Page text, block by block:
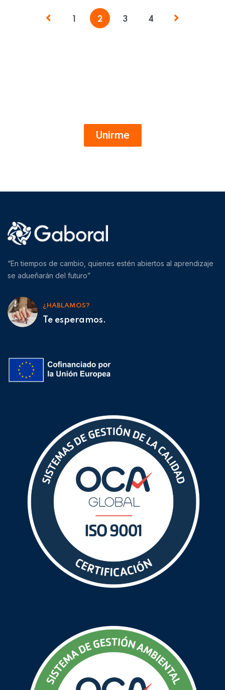
2 3 4
Unirme
“En tiempos de cambio, quienes estén abiertos al aprendizaje
se adueñarán del futuro”
¿HABLAMOS?
Te esperamos.